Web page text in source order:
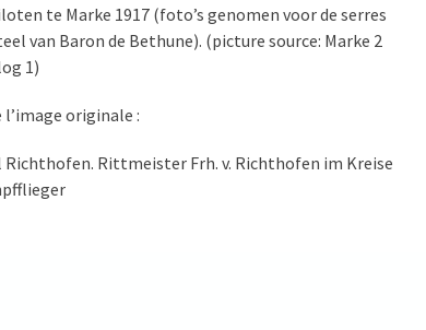
te Marke 1917 (foto’s genomen voor de serres
van Baron de Bethune). (picture source: Marke 2
1)
l’image originale :
Rittmeister Frh. v. Richthofen im Kreise